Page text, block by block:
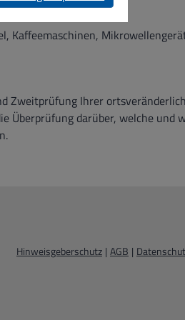
Kaffeemaschinen,
Zweitprüfung Ihrer
Überprüfung darüber, welche und
Hinweisgeberschutz | AGB |